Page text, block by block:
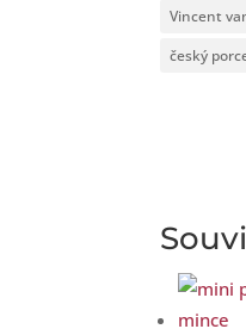
Vincent
český